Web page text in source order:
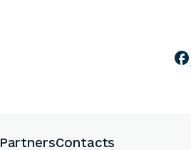
PartnersContacts